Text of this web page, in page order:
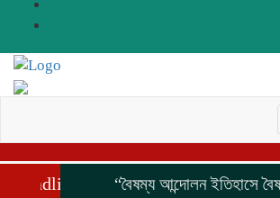
Headline “বৈষম্য আন্দোলন ইতিহাসে